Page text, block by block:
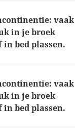
vaak
in je broek
in bed plassen.
vaak
in je broek
in bed plassen.